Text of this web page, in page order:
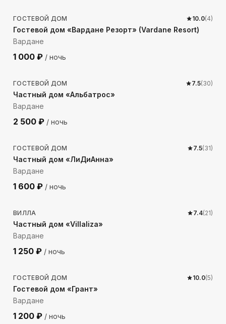
ГОСТЕВОЙ ДОМ 10.0(4)
Гостевой дом «Вардане Резорт» (Vardane Resort)
Вардане
1 000 ₽ / ночь
473м до моря
ГОСТЕВОЙ ДОМ 7.5(30)
Частный дом «Альбатрос»
Вардане
2 500 ₽ / ночь
227м до моря
ГОСТЕВОЙ ДОМ 7.5(31)
Частный дом «ЛиДиАнна»
Вардане
1 600 ₽ / ночь
815м до моря
ВИЛЛА 7.4(21)
Частный дом «Villaliza»
Вардане
1 250 ₽ / ночь
717м до моря
ГОСТЕВОЙ ДОМ 10.0(5)
Гостевой дом «Грант»
Вардане
1 200 ₽ / ночь
663 м до моря